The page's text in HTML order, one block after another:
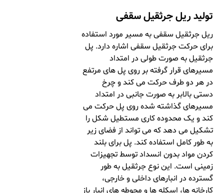
تولید ریل جرثقیل سقفی
ریل جرثقیل سقفی به مسیر مورد استفاده
برای حرکت جرثقیل سقفی اشاره دارد. پل
جرثقیل به صورت طولی در امتداد
مسیرهای قرار گرفته بر روی پل های مرتفع
در هر دو طرف حرکت می کند و چرخ
دستی بالابر به صورت جانبی در امتداد
مسیرهای گذاشته شده روی پل حرکت می
کند و یک محدوده کاری مستطیل شکل را
تشکیل می دهد که می تواند از فضای زیر
به طور کامل استفاده کند. پل برای بلند
کردن مواد بدون انسداد توسط تجهیزات
زمینی است. این نوع جرثقیل به طور
گسترده در انبارهای داخلی و خارجی،
کارخانه ها، اسکله ها و محوطه های انبار باز